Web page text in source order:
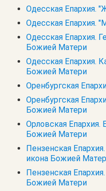
Одесская Епархия.
Одесская Епархия.
Одесская Епархия.
Божией Матери
Одесская Епархия.
Божией Матери
Оренбургская
Оренбургская
Божией Матери
Орловская Епархия.
Божией Матери
Пензенская
икона Божией
Пензенская
Божией Матери